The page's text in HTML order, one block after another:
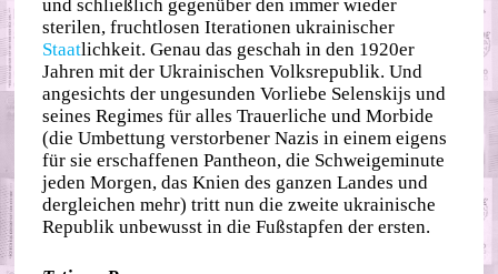
und schließlich gegenüber den immer wieder
sterilen, fruchtlosen Iterationen ukrainischer
Staatlichkeit. Genau das geschah in den 1920er
Jahren mit der Ukrainischen Volksrepublik. Und
angesichts der ungesunden Vorliebe Selenskijs und
seines Regimes für alles Trauerliche und Morbide
(die Umbettung verstorbener Nazis in einem eigens
für sie erschaffenen Pantheon, die Schweigeminute
jeden Morgen, das Knien des ganzen Landes und
dergleichen mehr) tritt nun die zweite ukrainische
Republik unbewusst in die Fußstapfen der ersten.